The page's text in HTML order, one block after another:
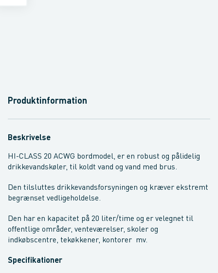
Produktinformation
Beskrivelse
HI-CLASS 20 ACWG bordmodel, er en robust og pålidelig
drikkevandskøler, til koldt vand og vand med brus.
Den tilsluttes drikkevandsforsyningen og kræver ekstremt
begrænset vedligeholdelse.
Den har en kapacitet på 20 liter/time og er velegnet til
offentlige områder, venteværelser, skoler og
indkøbscentre, tekøkkener, kontorer mv.
Specifikationer